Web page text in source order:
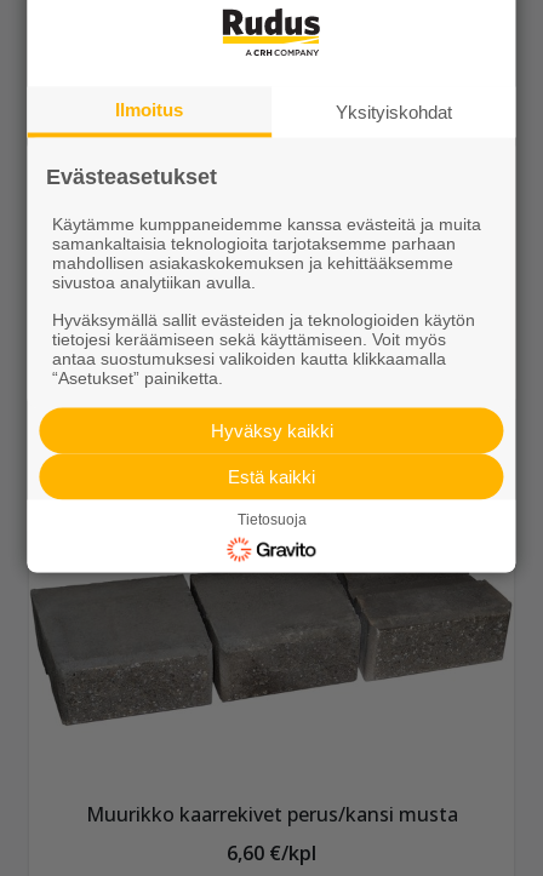
Muurikko kaarrekivet perus/kansi harmaa
5,65 €/kpl
Näytä lisätiedot
Muurikko kaarrekivet perus/kansi musta
6,60 €/kpl
Ilmoitus Yksityiskohdat
Evästeasetukset
Käytämme kumppaneidemme kanssa evästeitä ja muita
samankaltaisia teknologioita tarjotaksemme parhaan
mahdollisen asiakaskokemuksen ja kehittääksemme
sivustoa analytiikan avulla.
Hyväksymällä sallit evästeiden ja teknologioiden käytön
tietojesi keräämiseen sekä käyttämiseen. Voit myös
antaa suostumuksesi valikoiden kautta klikkaamalla
“Asetukset” painiketta.
Hyväksy kaikki
Estä kaikki
Tietosuoja